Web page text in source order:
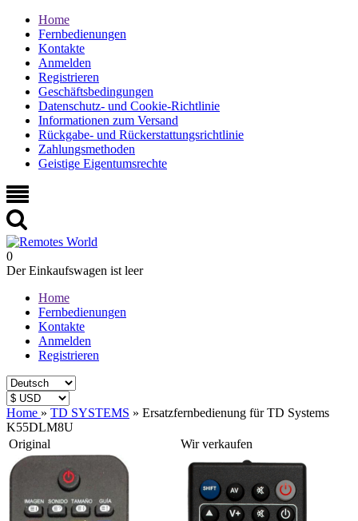
Home
Fernbedienungen
Kontakte
Anmelden
Registrieren
Geschäftsbedingungen
Datenschutz- und Cookie-Richtlinie
Informationen zum Versand
Rückgabe- und Rückerstattungsrichtlinie
Zahlungsmethoden
Geistige Eigentumsrechte
0
Der Einkaufswagen ist leer
Home
Fernbedienungen
Kontakte
Anmelden
Registrieren
Home » TD SYSTEMS » Ersatzfernbedienung für TD Systems
K55DLM8U
Original
Wir verkaufen